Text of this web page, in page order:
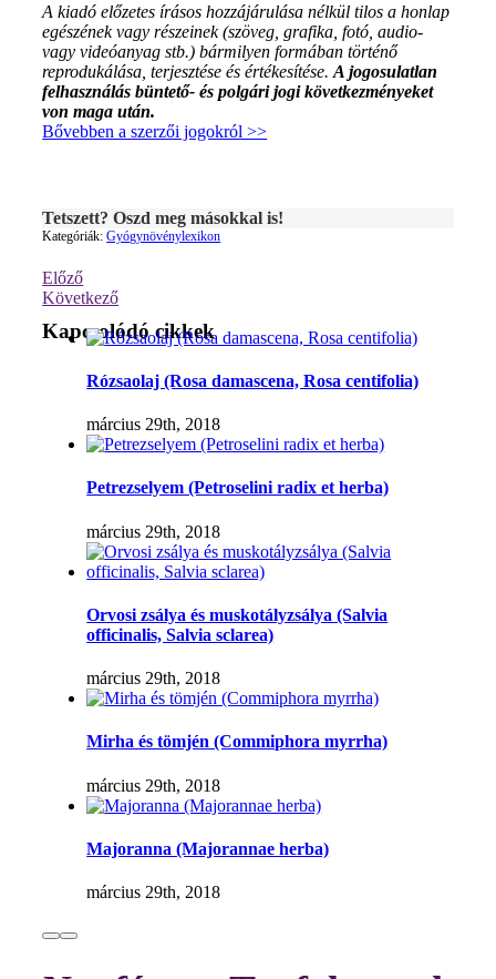
A kiadó előzetes írásos hozzájárulása nélkül tilos a honlap
egészének vagy részeinek (szöveg, grafika, fotó, audio-
vagy videóanyag stb.) bármilyen formában történő
reprodukálása, terjesztése és értékesítése.A jogosulatlan
felhasználás büntető- és polgári jogi következményeket
von maga után.
Bővebben a szerzői jogokról >>
Tetszett? Oszd meg másokkal is!
Kategóriák:Gyógynövénylexikon
Előző
Következő
Kapcsolódó cikkek
Rózsaolaj (Rosa damascena, Rosa centifolia)
március 29th, 2018
Petrezselyem (Petroselini radix et herba)
március 29th, 2018
Orvosi zsálya és muskotályzsálya (Salvia
officinalis, Salvia sclarea)
március 29th, 2018
Mirha és tömjén (Commiphora myrrha)
március 29th, 2018
Majoranna (Majorannae herba)
március 29th, 2018